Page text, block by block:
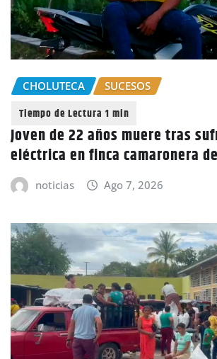
CHOLUTECA SUCESOS
Joven de 22 años muere tras
eléctrica en finca camaronera
noticias Ago 7, 2026